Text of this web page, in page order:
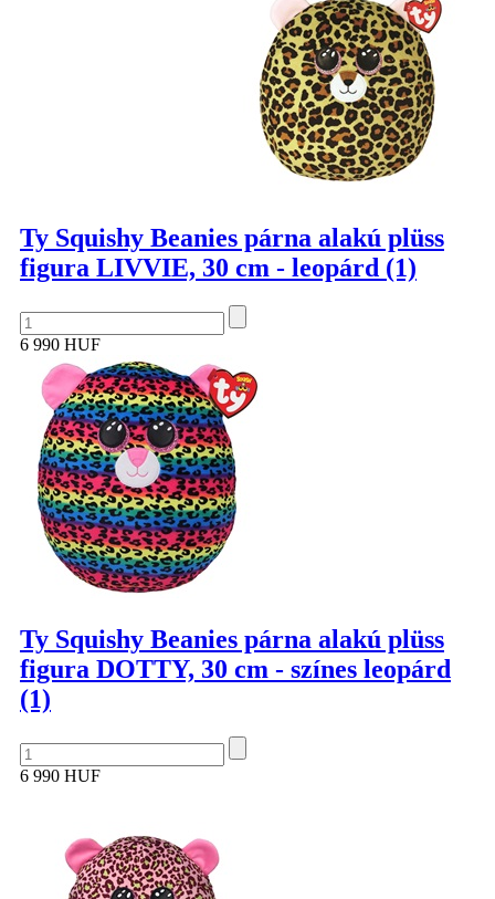
Ty Squishy Beanies párna alakú plüss
figura LIVVIE, 30 cm - leopárd (1)
6 990 HUF
Ty Squishy Beanies párna alakú plüss
figura DOTTY, 30 cm - színes leopárd
(1)
6 990 HUF